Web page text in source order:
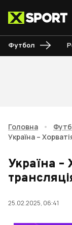
Футбол
Головна •
Україна –
Україна –
25.02.2025, 06:41